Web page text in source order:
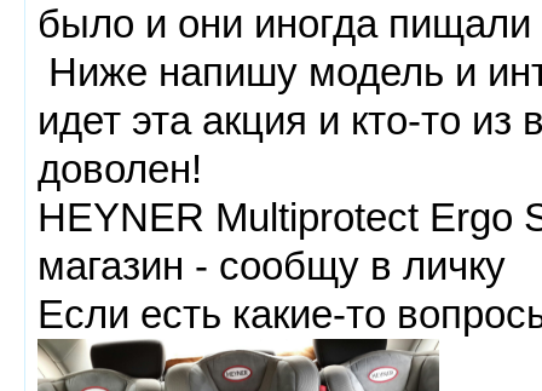
было и они иногда пищали
Ниже напишу модель и
идет эта акция и кто-то
доволен!
HEYNER Multiprotect Ergo
магазин - сообщу в личку
Если есть какие-то